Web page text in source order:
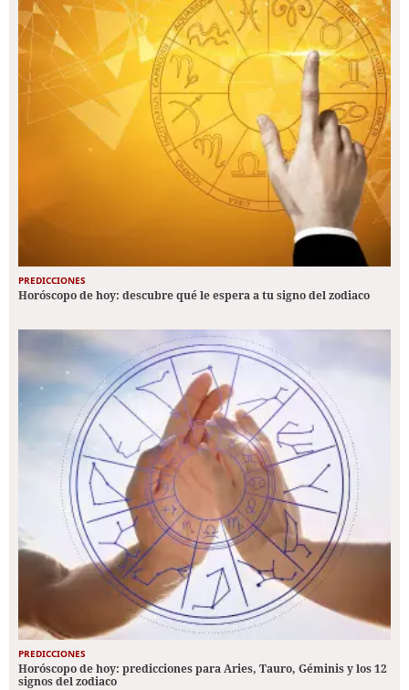
PREDICCIONES
Horóscopo de hoy: descubre qué le espera a tu signo del zodiaco
PREDICCIONES
Horóscopo de hoy: predicciones para Aries, Tauro, Géminis y los 12
signos del zodiaco